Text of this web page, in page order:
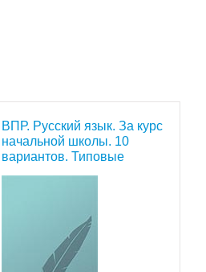
ВПР. Русский язык. За курс
начальной школы. 10
вариантов. Типовые